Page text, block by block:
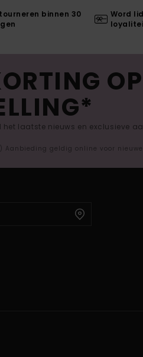
binnen 30
Word
het laatste nieuws en exclusieve
Aanbieding geldig online voor